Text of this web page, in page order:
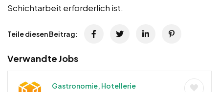
Schichtarbeit erforderlich ist.
Teile diesen Beitrag:
Verwandte Jobs
Gastronomie, Hotellerie